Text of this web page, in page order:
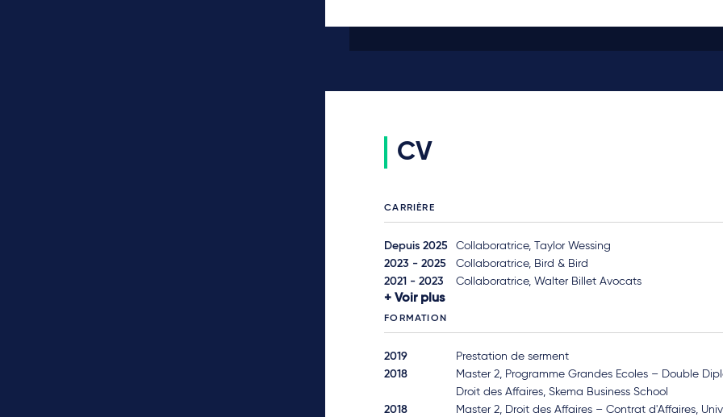
CV
CARRIÈRE
Depuis 2025
Collaboratrice, Taylor Wessing
2023 - 2025
Collaboratrice, Bird & Bird
2021 - 2023
Collaboratrice, Walter Billet Avocats
Voir plus
FORMATION
2019
Prestation de serment
2018
Master 2, Programme Grandes Ecoles – Double
Droit des Affaires, Skema Business School
2018
Master 2, Droit des Affaires – Contrat d'Affaires,